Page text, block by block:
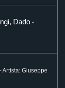
Dado -
- Artista: Giuseppe